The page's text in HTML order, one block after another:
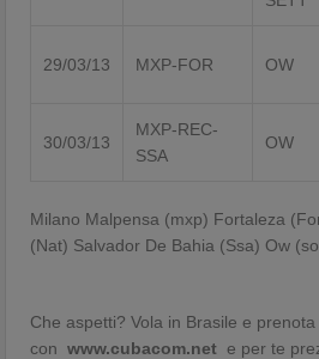
29/03/13 MXP-FOR OW
30/03/13
MXP-REC-
SSA
OW
Milano Malpensa (mxp) Fortaleza
(Nat) Salvador De Bahia (Ssa) Ow
Che aspetti? Vola in Brasile e prenota
con www.cubacom.net e per te